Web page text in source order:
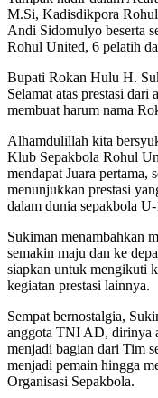
M.Si, Kadisdikpora
Andi Sidomulyo beserta
Rohul United, 6 pelatih
Bupati Rokan Hulu H.
Selamat atas prestasi
membuat harum nama
Alhamdulillah kita
Klub Sepakbola Rohul
mendapat Juara pertama,
menunjukkan prestasi
dalam dunia sepakbola
Sukiman menambahkan
semakin maju dan ke
siapkan untuk mengikuti
kegiatan prestasi lainnya.
Sempat bernostalgia,
anggota TNI AD, dirinya
menjadi bagian dari Tim
menjadi pemain hingga
Organisasi Sepakbola.